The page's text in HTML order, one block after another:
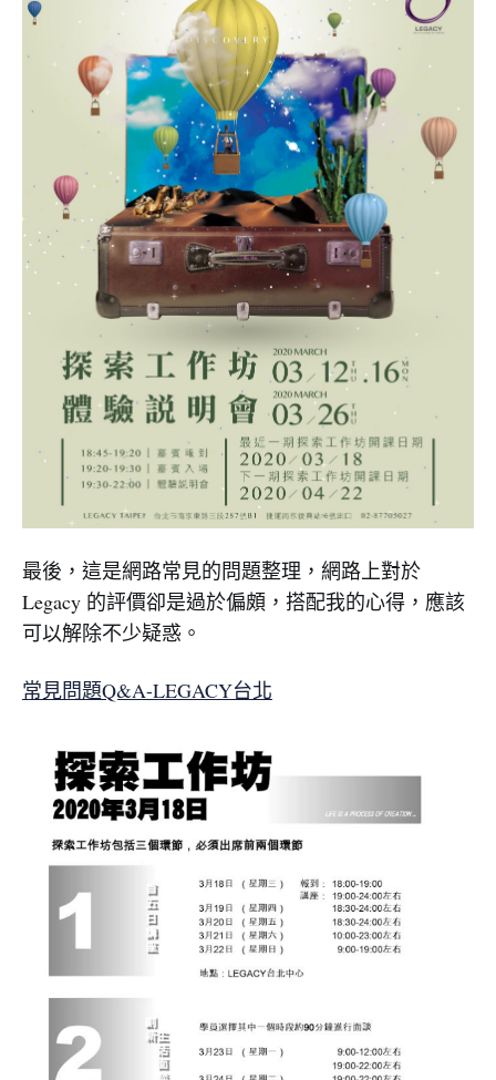
最後，這是網路常見的問題整理，網路上對於
Legacy 的評價卻是過於偏頗，搭配我的心得，應該
可以解除不少疑惑。
常見問題Q&A-LEGACY台北